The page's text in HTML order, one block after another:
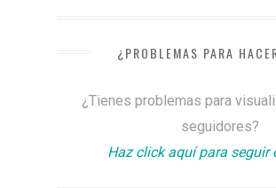
¿PROBLEMAS PARA
¿Tienes problemas para
seguidores?
Haz click aquí para seguir